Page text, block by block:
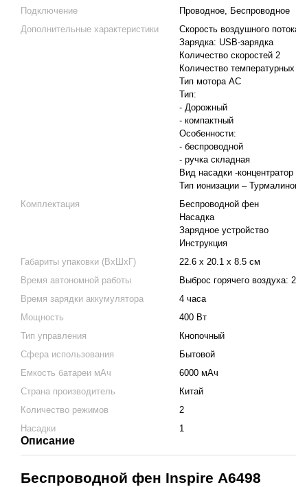
Подключение
Проводное, Беспроводное
Дополнительные характеристики
Скорость воздушного
Зарядка: USB-зарядка
Количество скоростей 2
Количество
Тип мотора AC
Тип:
- Дорожный
- компактный
Особенности:
- беспроводной
- ручка складная
Вид насадки -концентратор
Тип ионизации –
Комплектация
Беспроводной фен
Насадка
Зарядное устройство
Инструкция
Габариты упаковки (ВхШхГ)
22.6 х 20.1 х 8.5 см
Время автономной работы
Выброс горячего воздуха:
Время зарядки аккумулятора
4 часа
Мощность
400 Вт
Тип управления
Кнопочный
Сфера использования
Бытовой
Емкость батареи мАч
6000 мАч
Страна производитель
Китай
Количество режимов
2
Насадки
1
Описание
Беспроводной фен Inspire А6498